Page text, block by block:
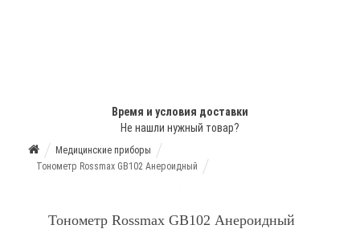
Время и условия доставки
Не нашли нужный товар?
Медицинские приборы
Тонометр Rossmax GB102 Анероидный
Тонометр Rossmax GB102 Анероидный